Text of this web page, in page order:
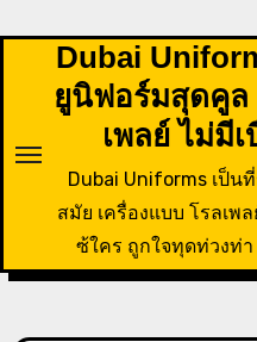
Dubai
ยูนิฟอร์มสุดคูล
เพลย์ ไม่มี
Dubai Uniforms เป็
สมัย เครื่องแบบ โรลเพ
ซ้ใคร ถูกใจทุดท่วงท่